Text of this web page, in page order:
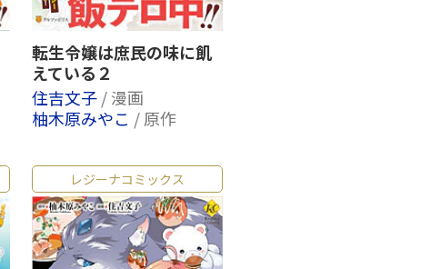
転生令嬢は庶民の味に飢
えている２
住吉文子/ 漫画
柚木原みやこ / 原作
レジーナコミックス